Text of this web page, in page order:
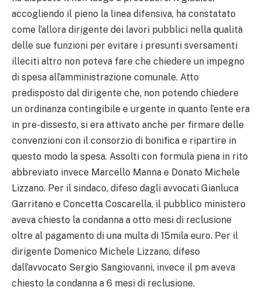
accogliendo il pieno la linea difensiva, ha constatato
come l’allora dirigente dei lavori pubblici nella qualità
delle sue funzioni per evitare i presunti sversamenti
illeciti altro non poteva fare che chiedere un impegno
di spesa all’amministrazione comunale. Atto
predisposto dal dirigente che, non potendo chiedere
un ordinanza contingibile e urgente in quanto l’ente era
in pre-dissesto, si era attivato anche per firmare delle
convenzioni con il consorzio di bonifica e ripartire in
questo modo la spesa. Assolti con formula piena in rito
abbreviato invece Marcello Manna e Donato Michele
Lizzano. Per il sindaco, difeso dagli avvocati Gianluca
Garritano e Concetta Coscarella, il pubblico ministero
aveva chiesto la condanna a otto mesi di reclusione
oltre al pagamento di una multa di 15mila euro. Per il
dirigente Domenico Michele Lizzano, difeso
dall’avvocato Sergio Sangiovanni, invece il pm aveva
chiesto la condanna a 6 mesi di reclusione.